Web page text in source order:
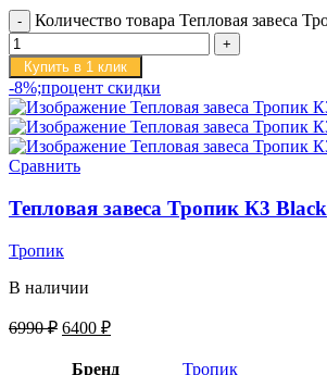
Количество товара Тепловая завеса
Купить в 1 клик
-8%;процент скидки
Сравнить
Тепловая завеса Тропик К3 Black
Тропик
В наличии
6990₽ 6400 ₽
Бренд Тропик